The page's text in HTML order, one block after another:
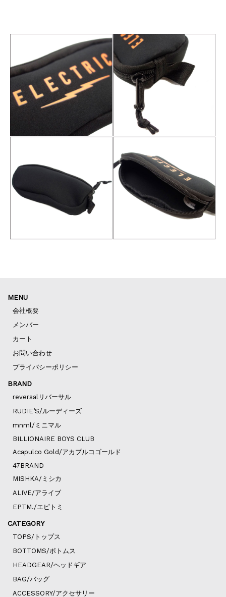
MENU
会社概要
メンバー
カート
お問い合わせ
プライバシーポリシー
BRAND
reversalリバーサル
RUDIE’S/ルーディーズ
mnml/ミニマル
BILLIONAIRE BOYS CLUB
Acapulco Gold/アカプルコゴールド
47BRAND
MISHKA/ミシカ
ALIVE/アライブ
EPTM./エピトミ
CATEGORY
TOPS/トップス
BOTTOMS/ボトムス
HEADGEAR/ヘッドギア
BAG/バッグ
ACCESSORY/アクセサリー